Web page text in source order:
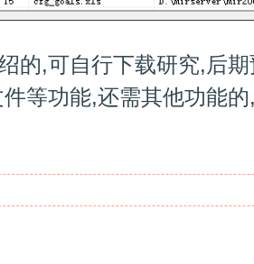
的,可自行下载研究,后
等功能,还需其他功能